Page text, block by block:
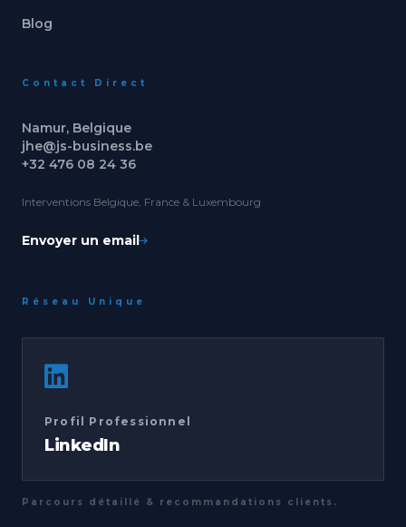
Blog
Contact Direct
Namur, Belgique
jhe@js-business.be
+32 476 08 24 36
Interventions Belgique, France & Luxembourg
Envoyer un email
Réseau Unique
Profil Professionnel
LinkedIn
Parcours détaillé & recommandations clients.